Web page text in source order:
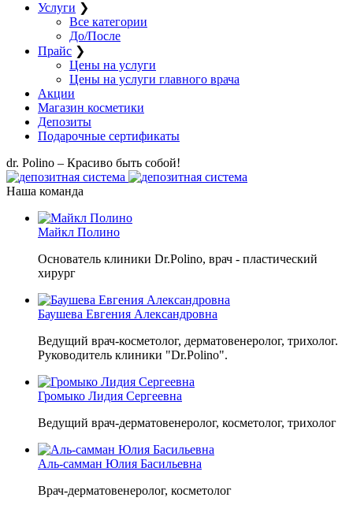
Услуги ❯
Все категории
До/После
Прайс ❯
Цены на услуги
Цены на услуги главного врача
Акции
Магазин косметики
Депозиты
Подарочные сертификаты
dr. Polino – Красиво быть собой!
Наша команда
Майкл Полино
Основатель клиники Dr.Polino, врач - пластический
хирург
Баушева Евгения Александровна
Ведущий врач-косметолог, дерматовенеролог, трихолог.
Руководитель клиники "Dr.Polino".
Громыко Лидия Сергеевна
Ведущий врач-дерматовенеролог, косметолог, трихолог
Аль-самман Юлия Басильевна
Врач-дерматовенеролог, косметолог